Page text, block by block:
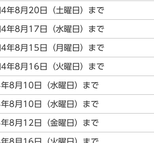
年8月20日（土曜日）まで
年8月17日（水曜日）まで
年8月15日（月曜日）まで
年8月16日（火曜日）まで
8月10日（水曜日）まで
8月10日（水曜日）まで
8月12日（金曜日）まで
8月16日（火曜日）まで